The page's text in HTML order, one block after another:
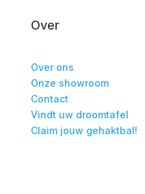
Over
Over ons
Onze showroom
Contact
Vindt uw droomtafel
Claim jouw gehaktbal!